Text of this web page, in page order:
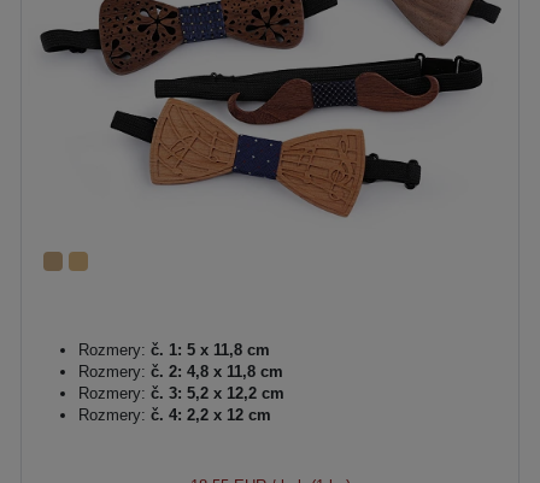
Rozmery: č. 1: 5 x 11,8 cm
Rozmery: č. 2: 4,8 x 11,8 cm
Rozmery: č. 3: 5,2 x 12,2 cm
Rozmery: č. 4: 2,2 x 12 cm